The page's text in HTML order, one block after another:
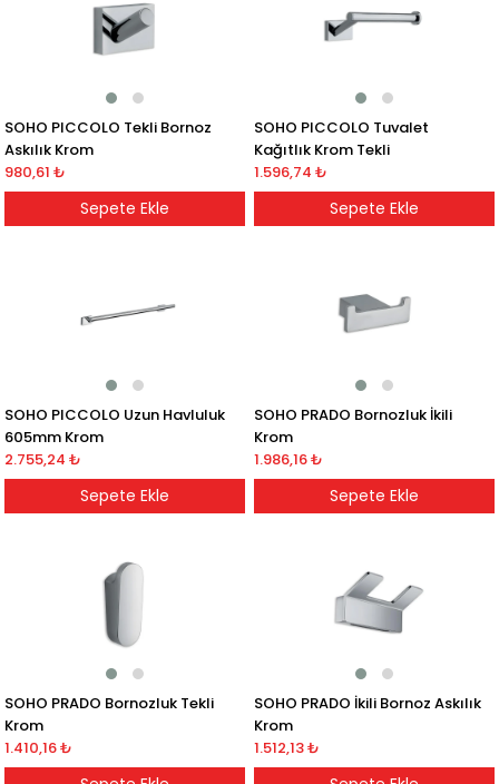
SOHO PICCOLO Tekli Bornoz
Askılık Krom
980,61 ₺
Sepete Ekle
SOHO PICCOLO Tuvalet
Kağıtlık Krom Tekli
1.596,74 ₺
Sepete Ekle
SOHO PICCOLO Uzun Havluluk
605mm Krom
2.755,24 ₺
Sepete Ekle
SOHO PRADO Bornozluk İkili
Krom
1.986,16 ₺
Sepete Ekle
SOHO PRADO Bornozluk Tekli
Krom
1.410,16 ₺
SOHO PRADO İkili Bornoz Askılık
Krom
1.512,13 ₺